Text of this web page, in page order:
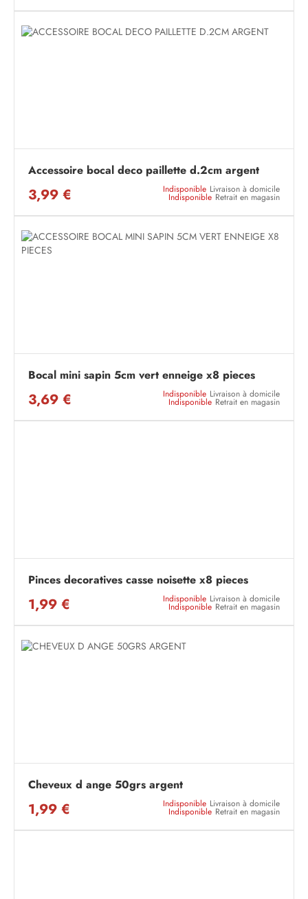
Accessoire bocal deco paillette d.2cm argent
3,99 € Indisponible Livraison à domicile
Indisponible Retrait en magasin
Bocal mini sapin 5cm vert enneige x8 pieces
3,69 € Indisponible Livraison à domicile
Indisponible Retrait en magasin
Pinces decoratives casse noisette x8 pieces
1,99 € Indisponible Livraison à domicile
Indisponible Retrait en magasin
Cheveux d ange 50grs argent
1,99 € Indisponible Livraison à domicile
Indisponible Retrait en magasin